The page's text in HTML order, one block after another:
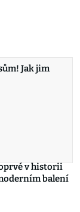
Jak jim
v historii
balení